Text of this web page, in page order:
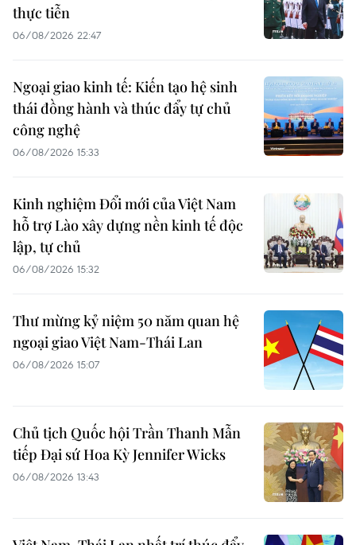
thực tiễn
06/08/2026 22:47
Ngoại giao kinh tế: Kiến tạo hệ sinh
thái đồng hành và thúc đẩy tự chủ
công nghệ
06/08/2026 15:33
Kinh nghiệm Đổi mới của Việt Nam
hỗ trợ Lào xây dựng nền kinh tế độc
lập, tự chủ
06/08/2026 15:32
Thư mừng kỷ niệm 50 năm quan hệ
ngoại giao Việt Nam-Thái Lan
06/08/2026 15:07
Chủ tịch Quốc hội Trần Thanh Mẫn
tiếp Đại sứ Hoa Kỳ Jennifer Wicks
06/08/2026 13:43